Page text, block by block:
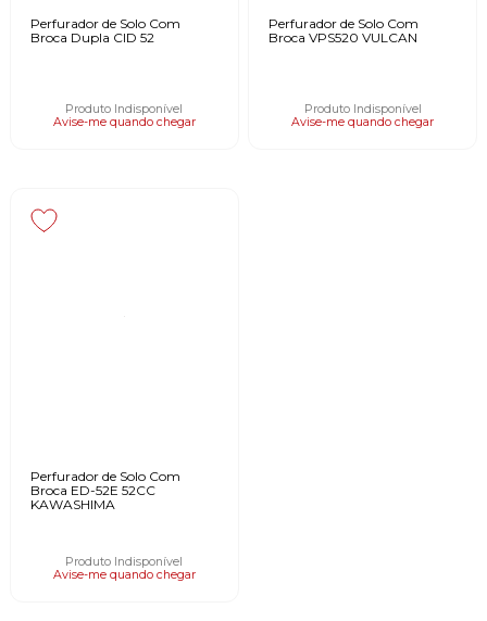
Perfurador de Solo Com
Broca Dupla CID 52
Produto Indisponível
Avise-me quando chegar
Perfurador de Solo Com
Broca VPS520 VULCAN
Produto Indisponível
Avise-me quando chegar
Perfurador de Solo Com
Broca ED-52E 52CC
KAWASHIMA
Produto Indisponível
Avise-me quando chegar